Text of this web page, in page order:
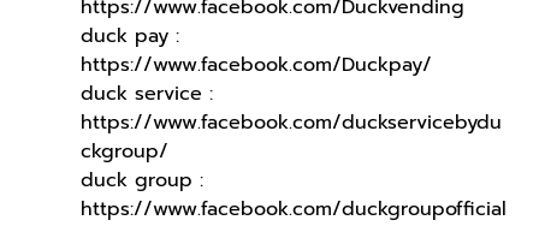
https://www.facebook.com/Duckvending
duck pay :
https://www.facebook.com/Duckpay/
duck service :
https://www.facebook.com/duckservicebydu
ckgroup/
duck group :
https://www.facebook.com/duckgroupofficial